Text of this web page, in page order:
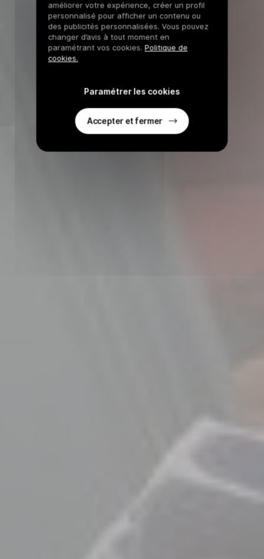
améliorer votre expérience, créer un profil
personnalisé pour afficher un contenu ou
des publicités personnalisées. Vous pouvez
changer d’avis à tout moment en
paramétrant vos cookies. Politique de
cookies.
Paramétrer les cookies
Accepter et fermer